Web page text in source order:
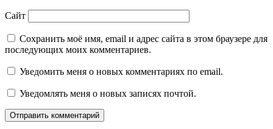
Сайт
Сохранить моё имя, email и адрес сайта в этом браузере для
последующих моих комментариев.
Уведомить меня о новых комментариях по email.
Уведомлять меня о новых записях почтой.